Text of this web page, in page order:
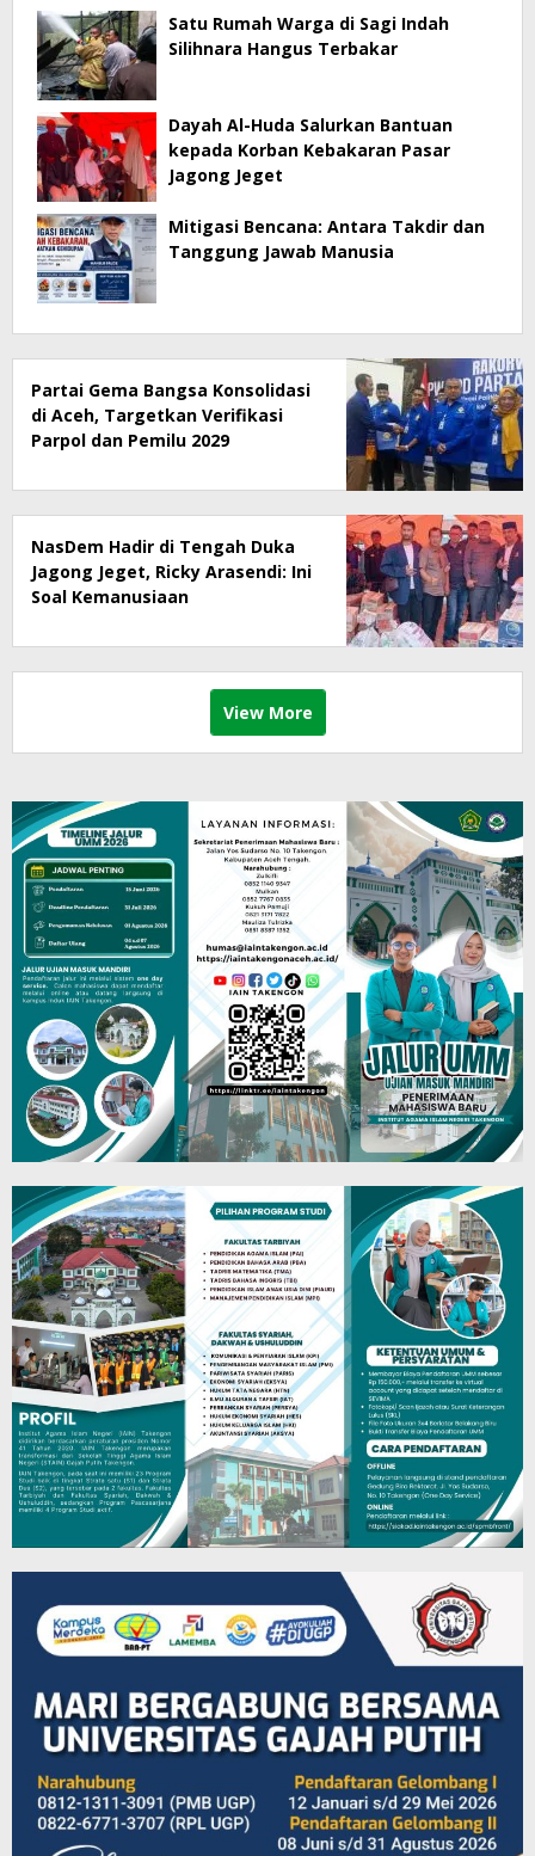
Satu Rumah Warga di Sagi Indah
Silihnara Hangus Terbakar
Dayah Al-Huda Salurkan Bantuan
kepada Korban Kebakaran Pasar
Jagong Jeget
Mitigasi Bencana: Antara Takdir dan
Tanggung Jawab Manusia
Partai Gema Bangsa Konsolidasi
di Aceh, Targetkan Verifikasi
Parpol dan Pemilu 2029
NasDem Hadir di Tengah Duka
Jagong Jeget, Ricky Arasendi: Ini
Soal Kemanusiaan
View More